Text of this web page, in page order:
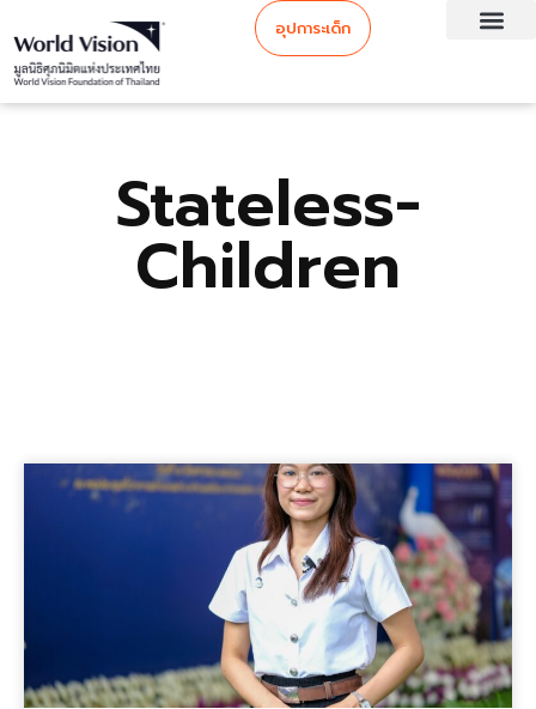
อุปการะเด็ก
Stateless-
Children